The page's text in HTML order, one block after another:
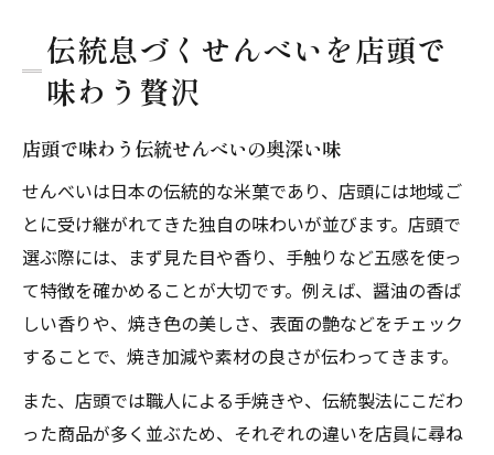
伝統息づくせんべいを店頭で
味わう贅沢
店頭で味わう伝統せんべいの奥深い味
せんべいは日本の伝統的な米菓であり、店頭には地域ご
とに受け継がれてきた独自の味わいが並びます。店頭で
選ぶ際には、まず見た目や香り、手触りなど五感を使っ
て特徴を確かめることが大切です。例えば、醤油の香ば
しい香りや、焼き色の美しさ、表面の艶などをチェック
することで、焼き加減や素材の良さが伝わってきます。
また、店頭では職人による手焼きや、伝統製法にこだわ
った商品が多く並ぶため、それぞれの違いを店員に尋ね